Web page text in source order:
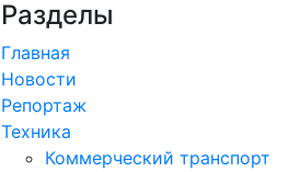
Разделы
Главная
Новости
Репортаж
Техника
Коммерческий транспорт